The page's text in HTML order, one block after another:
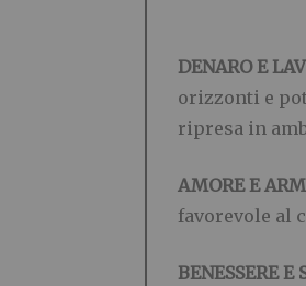
DENARO E
orizzonti e
ripresa in
AMORE E
favorevole al
BENESSERE E